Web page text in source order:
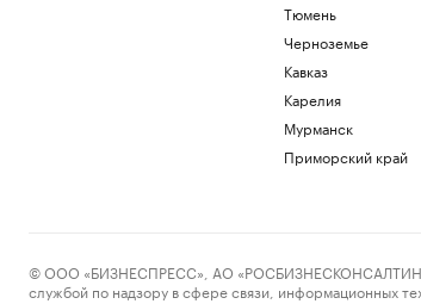
Тюмень
Черноземье
Кавказ
Карелия
Мурманск
Приморский край
© ООО «БИЗНЕСПРЕСС», АО «РОСБИЗНЕСКОНСАЛТИНГ»,
службой по надзору в сфере связи, информационных